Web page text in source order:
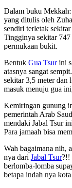
Dalam buku
yang ditulis oleh
sendiri terletak
Tingginya sekitar
permukaan bukit.
Bentuk Gua Tsurini
atasnya sangat
sekitar 3,5 meter dan
masuk menuju gua
Kemiringan gunung
pemerintah Arab
mendaki Jabal Tsur
Para jamaah bisa
Wah bagaimana nih,
nya dari Jabal Tsur?!!
berlomba-lomba
betapa indah nya